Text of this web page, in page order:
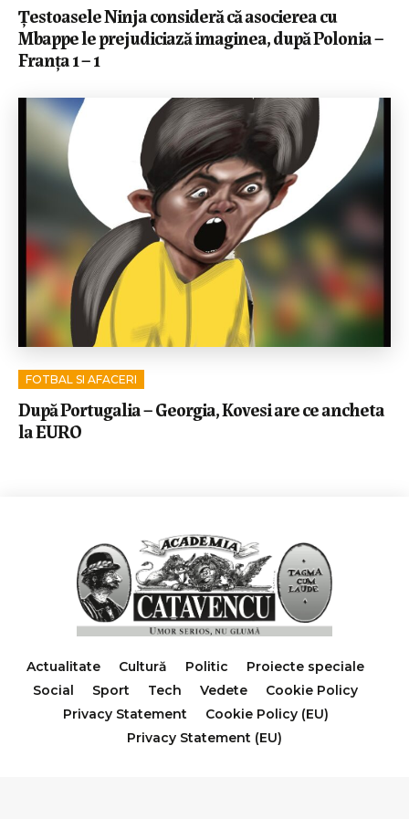
Țestoasele Ninja consideră că asocierea cu
Mbappe le prejudiciază imaginea, după Polonia –
Franța 1 – 1
FOTBAL SI AFACERI
După Portugalia – Georgia, Kovesi are ce ancheta
la EURO
Actualitate Cultură Politic
Proiecte speciale
Social
Sport Tech Vedete
Cookie Policy
Privacy Statement
Cookie Policy (EU)
Privacy Statement (EU)